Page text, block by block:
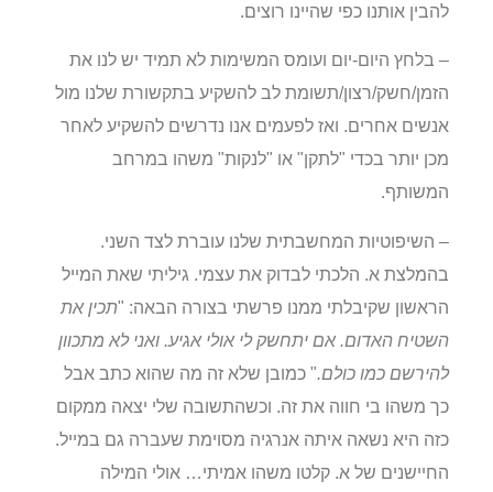
להבין אותנו כפי שהיינו רוצים.
– בלחץ היום-יום ועומס המשימות לא תמיד יש לנו את
הזמן/חשק/רצון/תשומת לב להשקיע בתקשורת שלנו מול
אנשים אחרים. ואז לפעמים אנו נדרשים להשקיע לאחר
מכן יותר בכדי "לתקן" או "לנקות" משהו במרחב
המשותף.
– השיפוטיות המחשבתית שלנו עוברת לצד השני.
בהמלצת א. הלכתי לבדוק את עצמי. גיליתי שאת המייל
הראשון שקיבלתי ממנו פרשתי בצורה הבאה: "תכין את
השטיח האדום. אם יתחשק לי אולי אגיע. ואני לא מתכוון
להירשם כמו כולם." כמובן שלא זה מה שהוא כתב אבל
כך משהו בי חווה את זה. וכשהתשובה שלי יצאה ממקום
כזה היא נשאה איתה אנרגיה מסוימת שעברה גם במייל.
החיישנים של א. קלטו משהו אמיתי… אולי המילה